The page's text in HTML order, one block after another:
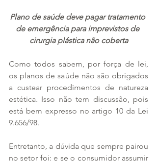
Plano de saúde deve pagar tratamento
de emergência para imprevistos de
cirurgia plástica não coberta
Como todos sabem, por força de lei,
os planos de saúde não são obrigados
a custear procedimentos de natureza
estética. Isso não tem discussão, pois
está bem expresso no artigo 10 da Lei
9.656/98.
Entretanto, a dúvida que sempre pairou
no setor foi: e se o consumidor assumir